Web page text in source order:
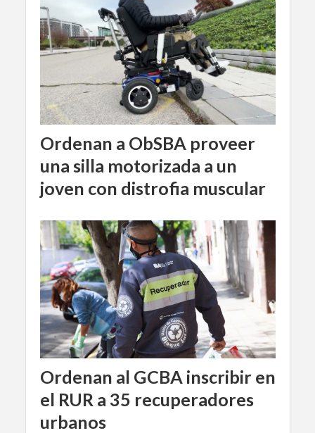
Ordenan a ObSBA proveer
una silla motorizada a un
joven con distrofia muscular
Ordenan al GCBA inscribir en
el RUR a 35 recuperadores
urbanos